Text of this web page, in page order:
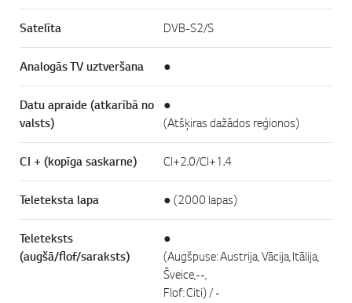
Satelīta DVB-S2/S
Analogās TV uztveršana ●
Datu apraide (atkarībā no
valsts)
●
(Atšķiras dažādos reģionos)
CI + (kopīga saskarne) CI+2.0/CI+1.4
Teleteksta lapa ● (2000 lapas)
Teleteksts
(augšā/flof/saraksts)
●
(Augšpuse: Austrija, Vācija, Itālija,
Šveice,--,
Flof: Citi) / -